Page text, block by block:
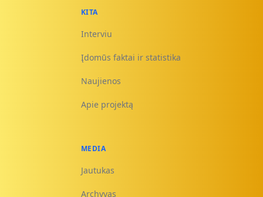
KITA
Interviu
Įdomūs faktai ir statistika
Naujienos
Apie projektą
MEDIA
Jautukas
Archyvas